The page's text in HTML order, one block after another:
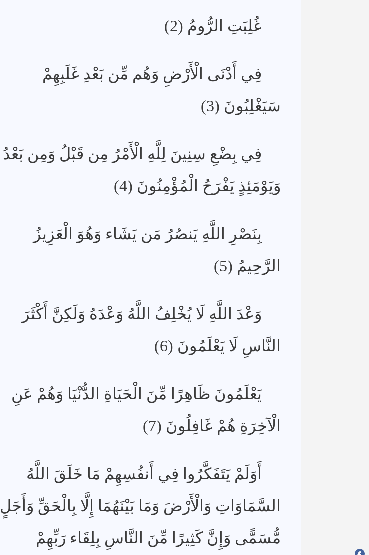
غُلِبَتِ الرُّومُ (2)
فِي أَدْنَى الْأَرْضِ وَهُم مِّن بَعْدِ غَلَبِهِمْ
سَيَغْلِبُونَ (3)
فِي بِضْعِ سِنِينَ لِلَّهِ الْأَمْرُ مِن قَبْلُ وَمِن بَعْدُ
وَيَوْمَئِذٍ يَفْرَحُ الْمُؤْمِنُونَ (4)
بِنَصْرِ اللَّهِ يَنصُرُ مَن يَشَاء وَهُوَ الْعَزِيزُ
الرَّحِيمُ (5)
وَعْدَ اللَّهِ لَا يُخْلِفُ اللَّهُ وَعْدَهُ وَلَكِنَّ أَكْثَرَ
النَّاسِ لَا يَعْلَمُونَ (6)
يَعْلَمُونَ ظَاهِرًا مِّنَ الْحَيَاةِ الدُّنْيَا وَهُمْ عَنِ
الْآخِرَةِ هُمْ غَافِلُونَ (7)
أَوَلَمْ يَتَفَكَّرُوا فِي أَنفُسِهِمْ مَا خَلَقَ اللَّهُ
السَّمَاوَاتِ وَالْأَرْضَ وَمَا بَيْنَهُمَا إِلَّا بِالْحَقِّ وَأَجَلٍ
مُّسَمًّى وَإِنَّ كَثِيرًا مِّنَ النَّاسِ بِلِقَاء رَبِّهِمْ